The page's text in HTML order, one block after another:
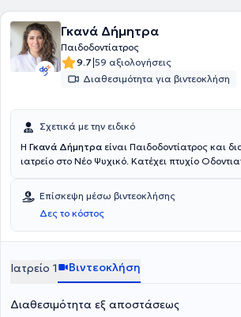
Γκανά Δήμητρα
Παιδοδοντίατρος
9.7|59 αξιολογήσεις
Διαθεσιμότητα για βιντεοκλήση
Σχετικά με την ειδικό
Η Γκανά Δήμητρα είναι Παιδοδοντίατρος και
ιατρείο στο Νέο Ψυχικό. Κατέχει πτυχίο
προσθετική, επανορθωτική, αισθητική
ορθοδοντική, παιδοδοντία και προληπτική
του ιατρείου είναι πλήρως εξοπλισμένος, ενώ
φιλόξενος τόσο για τους μεγάλους, όσο και για
Επίσκεψη μέσω βιντεοκλήσης
Δες το κόστος
Ιατρείο 1 Βιντεοκλήση
Διαθεσιμότητα εξ αποστάσεως